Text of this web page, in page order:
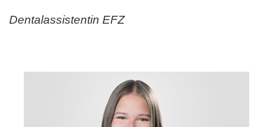
Dentalassistentin EFZ